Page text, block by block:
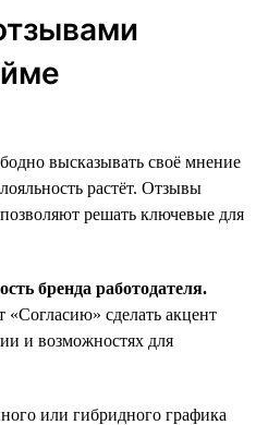
высказывать своё мнение
растёт. Отзывы
решать ключевые для
бренда работодателя.
сделать акцент
и возможностях для
или гибридного графика